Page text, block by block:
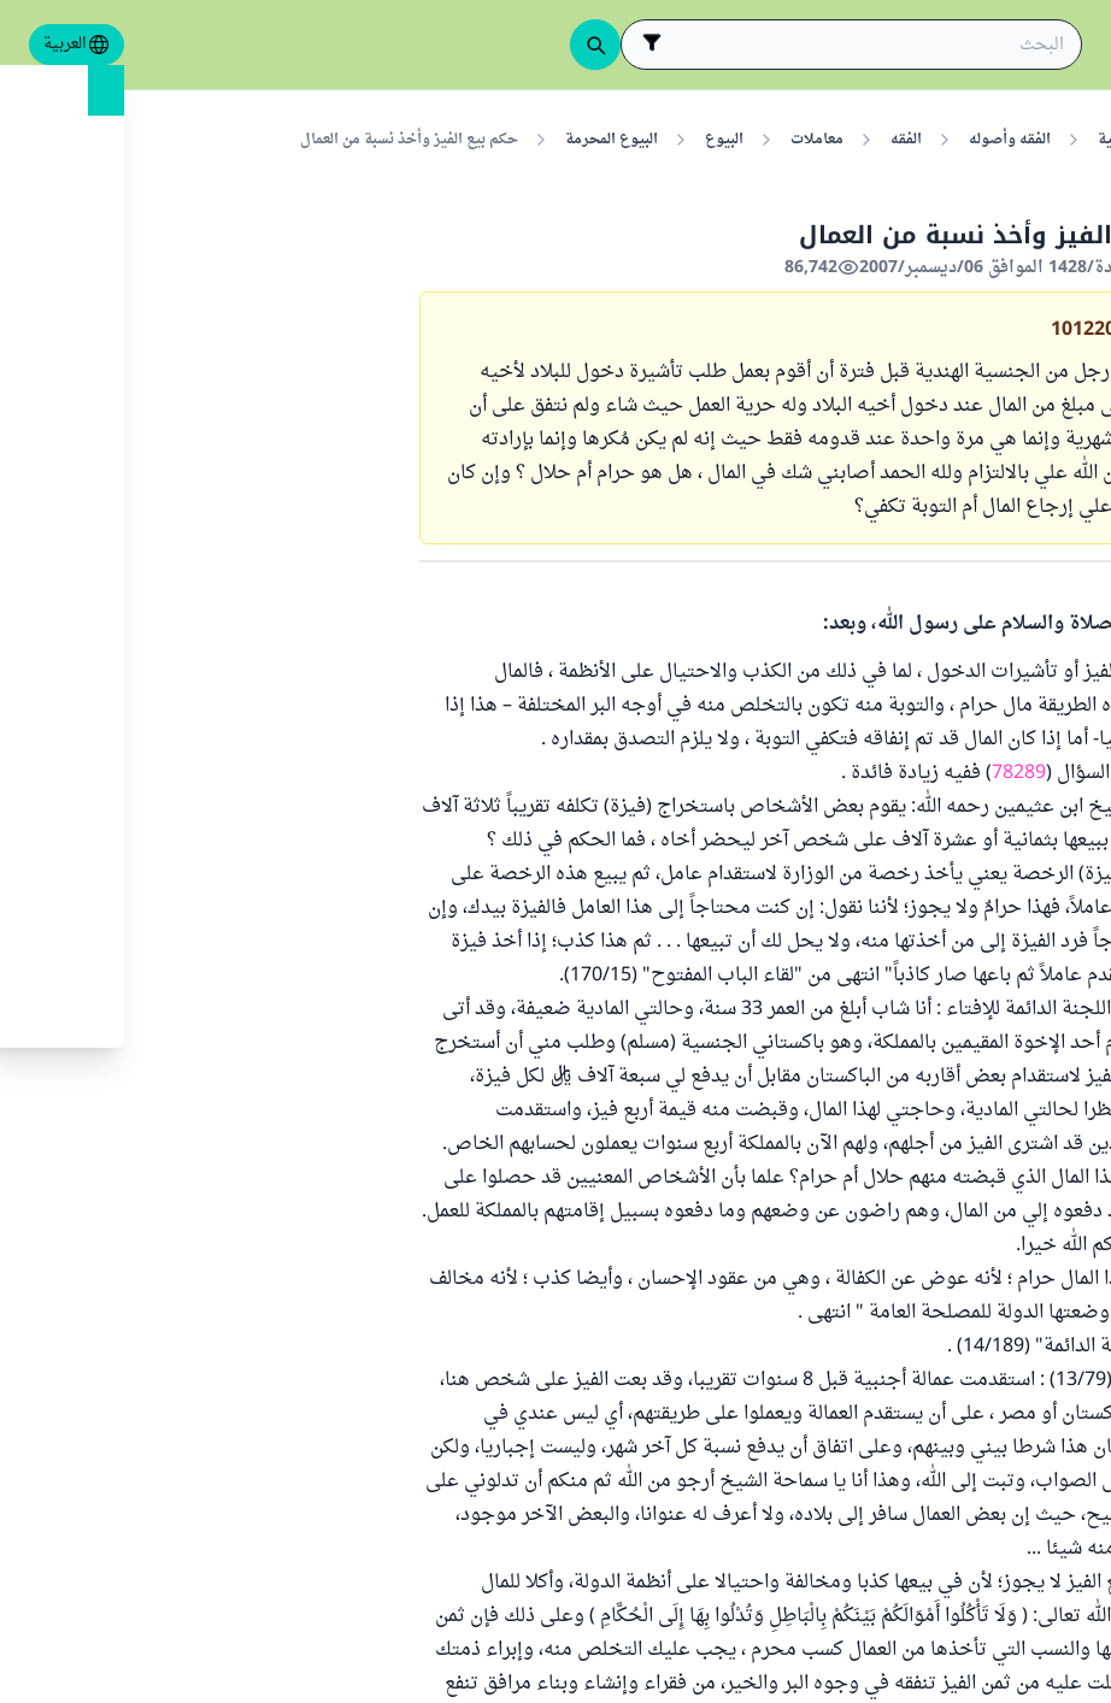
العربية
الفقه وأصوله الفقه معاملات البيوع البيوع المحرمة حكم بيع الفيز وأخذ نسبة من العمال
وأخذ نسبة من العمال
86,742
من الجنسية الهندية قبل فترة أن أقوم بعمل طلب تأشيرة دخول للبلاد لأخيه
مبلغ من المال عند دخول أخيه البلاد وله حرية العمل حيث شاء ولم نتفق على أن
وإنما هي مرة واحدة عند قدومه فقط حيث إنه لم يكن مُكرها وإنما بإرادته
الله علي بالالتزام ولله الحمد أصابني شك في المال ، هل هو حرام أم حلال ؟ وإن كان
إرجاع المال أم التوبة تكفي؟
والسلام على رسول الله، وبعد:
أو تأشيرات الدخول ، لما في ذلك من الكذب والاحتيال على الأنظمة ، فالمال
الطريقة مال حرام ، والتوبة منه تكون بالتخلص منه في أوجه البر المختلفة – هذا إذا
أما إذا كان المال قد تم إنفاقه فتكفي التوبة ، ولا يلزم التصدق بمقداره .
(
78289) ففيه زيادة فائدة .
ابن عثيمين رحمه الله: يقوم بعض الأشخاص باستخراج (فيزة) تكلفه تقريباً ثلاثة آلاف
ببيعها بثمانية أو عشرة آلاف على شخص آخر ليحضر أخاه ، فما الحكم في ذلك ؟
الرخصة يعني يأخذ رخصة من الوزارة لاستقدام عامل، ثم يبيع هذه الرخصة على
فهذا حرامٌ ولا يجوز؛ لأننا نقول: إن كنت محتاجاً إلى هذا العامل فالفيزة بيدك، وإن
فرد الفيزة إلى من أخذتها منه، ولا يحل لك أن تبيعها . . . ثم هذا كذب؛ إذا أخذ فيزة
عاملاً ثم باعها صار كاذباً" انتهى من "لقاء الباب المفتوح" (170/15).
وسئل علماء اللجنة الدائمة للإفتاء : أنا شاب أبلغ من العمر 33 سنة، وحالتي المادية ضعيفة، وقد أتى
أحد الإخوة المقيمين بالمملكة، وهو باكستاني الجنسية (مسلم) وطلب مني أن أستخرج
لاستقدام بعض أقاربه من الباكستان مقابل أن يدفع لي سبعة آلاف ريال لكل فيزة،
لحالتي المادية، وحاجتي لهذا المال، وقبضت منه قيمة أربع فيز، واستقدمت
قد اشترى الفيز من أجلهم، ولهم الآن بالمملكة أربع سنوات يعملون لحسابهم الخاص.
المال الذي قبضته منهم حلال أم حرام؟ علما بأن الأشخاص المعنيين قد حصلوا على
إلي من المال، وهم راضون عن وضعهم وما دفعوه بسبيل إقامتهم بالمملكة للعمل.
الله خيرا.
المال حرام ؛ لأنه عوض عن الكفالة ، وهي من عقود الإحسان ، وأيضا كذب ؛ لأنه مخالف
الدولة للمصلحة العامة " انتهى .
(14/189) .
وسئلوا أيضاً (13/79) : استقدمت عمالة أجنبية قبل 8 سنوات تقريبا، وقد بعت الفيز على شخص هنا،
أو مصر ، على أن يستقدم العمالة ويعملوا على طريقتهم، أي ليس عندي في
هذا شرطا بيني وبينهم، وعلى اتفاق أن يدفع نسبة كل آخر شهر، وليست إجباريا، ولكن
الصواب، وتبت إلى الله، وهذا أنا يا سماحة الشيخ أرجو من الله ثم منكم أن تدلوني على
حيث إن بعض العمال سافر إلى بلاده، ولا أعرف له عنوانا، والبعض الآخر موجود،
شيئا ...
لا يجوز؛ لأن في بيعها كذبا ومخالفة واحتيالا على أنظمة الدولة، وأكلا للمال
تعالى: ( وَلَا تَأْكُلُوا أَمْوَالَكُمْ بَيْنَكُمْ بِالْبَاطِلِ وَتُدْلُوا بِهَا إِلَى الْحُكَّامِ ) وعلى ذلك فإن ثمن
والنسب التي تأخذها من العمال كسب محرم ، يجب عليك التخلص منه، وإبراء ذمتك
عليه من ثمن الفيز تنفقه في وجوه البر والخير، من فقراء وإنشاء وبناء مرافق تنفع